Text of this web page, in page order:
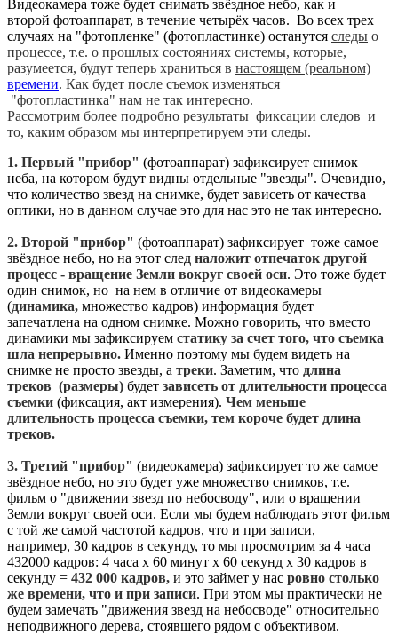
Видеокамера тоже будет снимать звёздное небо, как и
второй фотоаппарат, в течение четырёх часов. Во всех трех
случаях на "фотопленке" (фотопластинке) останутся следы о
процессе, т.е. о прошлых состояниях системы, которые,
разумеется, будут теперь храниться в настоящем (реальном)
времени. Как будет после съемок изменяться
"фотопластинка" нам не так интересно.
Рассмотрим более подробно результаты фиксации следов и
то, каким образом мы интерпретируем эти следы.
1. Первый "прибор" (фотоаппарат) зафиксирует снимок
неба, на котором будут видны отдельные "звезды". Очевидно,
что количество звезд на снимке, будет зависеть от качества
оптики, но в данном случае это для нас это не так интересно.
2. Второй "прибор" (фотоаппарат) зафиксирует тоже самое
звёздное небо, но на этот след наложит отпечаток другой
процесс - вращение Земли вокруг своей оси. Это тоже будет
один снимок, но на нем в отличие от видеокамеры
(динамика, множество кадров) информация будет
запечатлена на одном снимке. Можно говорить, что вместо
динамики мы зафиксируем статику за счет того, что съемка
шла непрерывно. Именно поэтому мы будем видеть на
снимке не просто звезды, а треки. Заметим, что длина
треков (размеры) будет зависеть от длительности процесса
съемки (фиксация, акт измерения). Чем меньше
длительность процесса съемки, тем короче будет длина
треков.
3. Третий "прибор" (видеокамера) зафиксирует то же самое
звёздное небо, но это будет уже множество снимков, т.е.
фильм о "движении звезд по небосводу", или о вращении
Земли вокруг своей оси. Если мы будем наблюдать этот фильм
с той же самой частотой кадров, что и при записи,
например, 30 кадров в секунду, то мы просмотрим за 4 часа
432000 кадров: 4 часа х 60 минут х 60 секунд х 30 кадров в
секунду = 432 000 кадров, и это займет у нас ровно столько
же времени, что и при записи. При этом мы практически не
будем замечать "движения звезд на небосводе" относительно
неподвижного дерева, стоявшего рядом с объективом.